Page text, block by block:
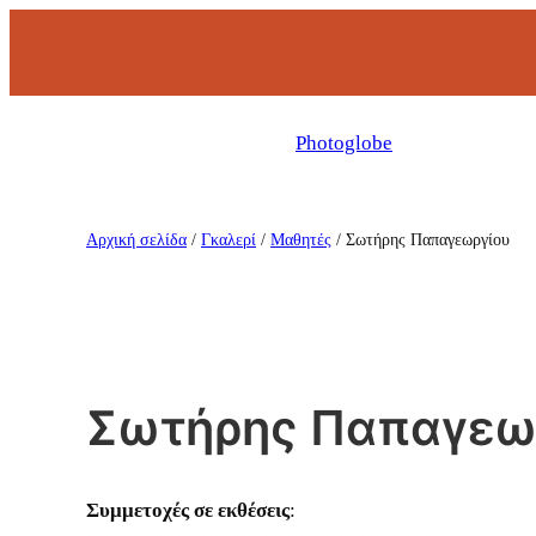
περιεχόμενο
Photoglobe
φωτογραφίας
online.
Αρχική σελίδα / Γκαλερί / Μαθητές / Σωτήρης Παπαγεωργίου
Σωτήρης
Συμμετοχές σε εκθέσεις: